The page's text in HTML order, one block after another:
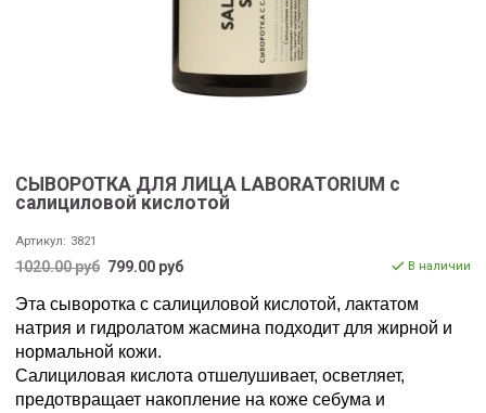
СЫВОРОТКА ДЛЯ ЛИЦА LABORATORIUM с
салициловой кислотой
Артикул: 3821
1020.00 руб 799.00 руб В наличии
Эта сыворотка с салициловой кислотой, лактатом
натрия и гидролатом жасмина подходит для жирной и
нормальной кожи.
Салициловая кислота отшелушивает, осветляет,
предотвращает накопление на коже себума и